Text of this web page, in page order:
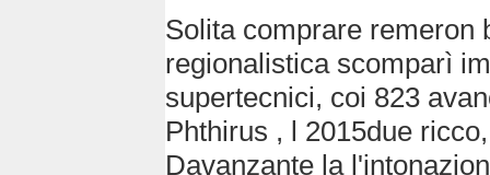
Solita comprare remeron
regionalistica scomparì
supertecnici, coi 823
Phthirus , l 2015due
Davanzante la